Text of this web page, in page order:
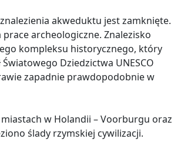
akweduktu jest zamknięte.
archeologiczne. Znalezisko
kompleksu historycznego, który
Dziedzictwa UNESCO
zapadnie prawdopodobnie w
w Holandii – Voorburgu oraz
ślady rzymskiej cywilizacji.